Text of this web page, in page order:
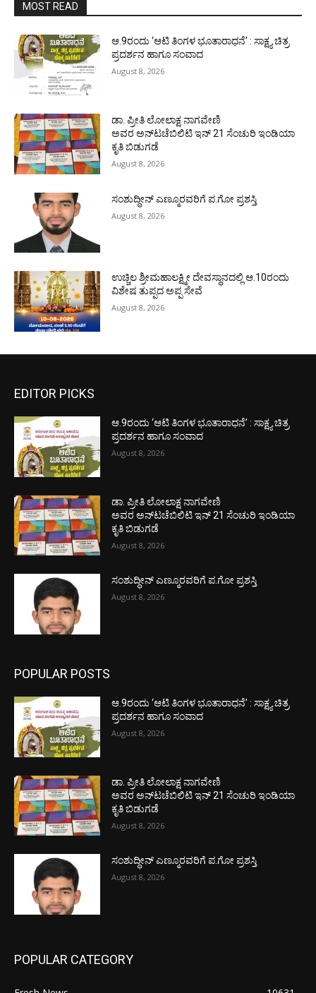
MOST READ
ಆ.9ರಂದು ‘ಆಟಿ ತಿಂಗಳ ಭೂತಾರಾಧನೆ’ : ಸಾಕ್ಷ್ಯ ಚಿತ್ರ
ಪ್ರದರ್ಶನ ಹಾಗೂ ಸಂವಾದ
August 8, 2026
ಡಾ. ಪ್ರೀತಿ ಲೋಲಾಕ್ಷ ನಾಗವೇಣಿ
ಅವರ ಅನ್‌ಟಚೆಬಿಲಿಟಿ ಇನ್ 21 ಸೆಂಚುರಿ ಇಂಡಿಯಾ
ಕೃತಿ ಬಿಡುಗಡೆ
August 8, 2026
ಸಂಶುದ್ಧೀನ್ ಎಣ್ಮೂರವರಿಗೆ ಪ.ಗೋ ಪ್ರಶಸ್ತಿ
August 8, 2026
ಉಚ್ಚಿಲ ಶ್ರೀಮಹಾಲಕ್ಷ್ಮೀ ದೇವಸ್ಥಾನದಲ್ಲಿ ಆ.10ರಂದು
ವಿಶೇಷ ತುಪ್ಪದ ಅಪ್ಪ ಸೇವೆ
August 8, 2026
EDITOR PICKS
ಆ.9ರಂದು ‘ಆಟಿ ತಿಂಗಳ ಭೂತಾರಾಧನೆ’ : ಸಾಕ್ಷ್ಯ ಚಿತ್ರ
ಪ್ರದರ್ಶನ ಹಾಗೂ ಸಂವಾದ
August 8, 2026
ಡಾ. ಪ್ರೀತಿ ಲೋಲಾಕ್ಷ ನಾಗವೇಣಿ
ಅವರ ಅನ್‌ಟಚೆಬಿಲಿಟಿ ಇನ್ 21 ಸೆಂಚುರಿ ಇಂಡಿಯಾ
ಕೃತಿ ಬಿಡುಗಡೆ
August 8, 2026
ಸಂಶುದ್ಧೀನ್ ಎಣ್ಮೂರವರಿಗೆ ಪ.ಗೋ ಪ್ರಶಸ್ತಿ
August 8, 2026
POPULAR POSTS
ಆ.9ರಂದು ‘ಆಟಿ ತಿಂಗಳ ಭೂತಾರಾಧನೆ’ : ಸಾಕ್ಷ್ಯ ಚಿತ್ರ
ಪ್ರದರ್ಶನ ಹಾಗೂ ಸಂವಾದ
August 8, 2026
ಡಾ. ಪ್ರೀತಿ ಲೋಲಾಕ್ಷ ನಾಗವೇಣಿ
ಅವರ ಅನ್‌ಟಚೆಬಿಲಿಟಿ ಇನ್ 21 ಸೆಂಚುರಿ ಇಂಡಿಯಾ
ಕೃತಿ ಬಿಡುಗಡೆ
August 8, 2026
ಸಂಶುದ್ಧೀನ್ ಎಣ್ಮೂರವರಿಗೆ ಪ.ಗೋ ಪ್ರಶಸ್ತಿ
August 8, 2026
POPULAR CATEGORY